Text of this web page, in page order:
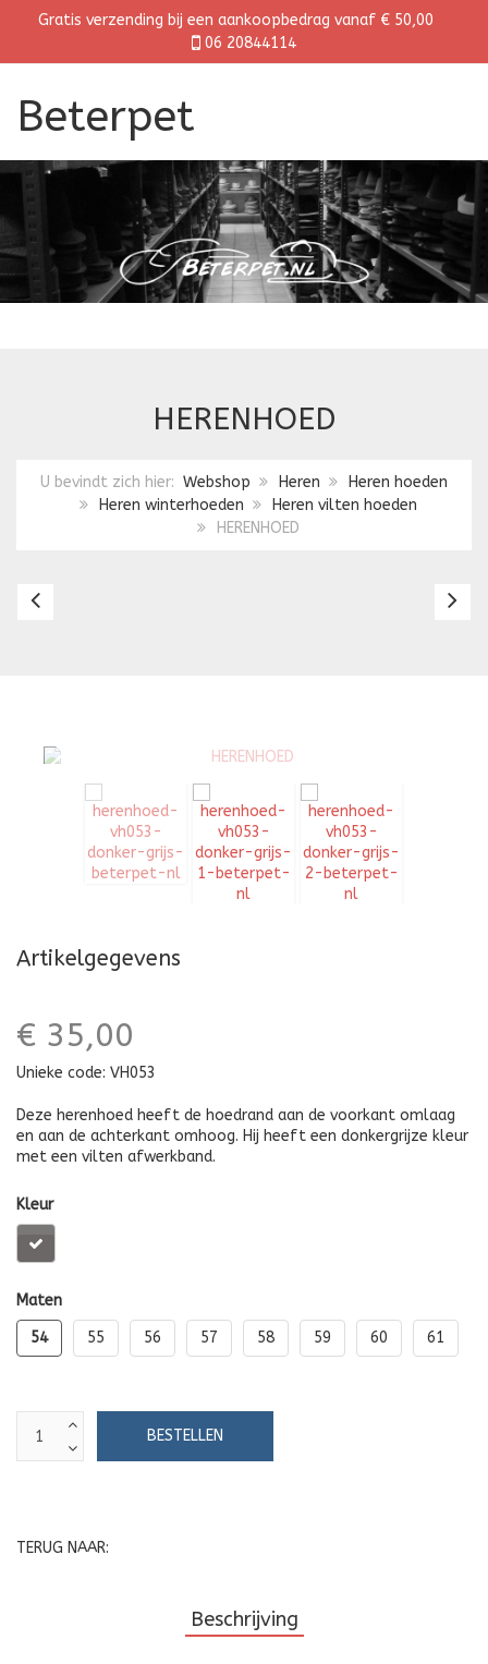
Gratis verzending bij een aankoopbedrag vanaf € 50,00
06 20844114
Beterpet
HERENHOED
U bevindt zich hier: Webshop Heren
Heren hoeden
Heren winterhoeden
Heren vilten hoeden
HERENHOED
HEREN
Artikelgegevens
€ 35,00
Unieke code: VH053
Deze herenhoed heeft de hoedrand aan de voorkant omlaag
en aan de achterkant omhoog. Hij heeft een donkergrijze kleur
met een vilten afwerkband.
Kleur
Maten
54
55 56 57 58 59 60 61
TERUG NAAR:
Beschrijving